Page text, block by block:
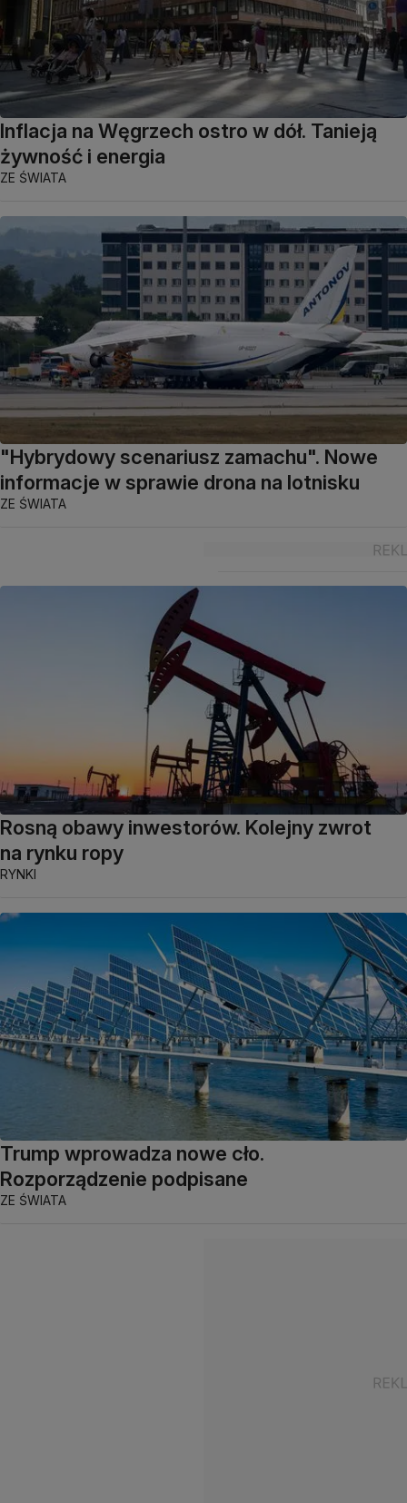
Inflacja na Węgrzech ostro w dół. Tanieją
żywność i energia
ZE ŚWIATA
"Hybrydowy scenariusz zamachu". Nowe
informacje w sprawie drona na lotnisku
ZE ŚWIATA
Rosną obawy inwestorów. Kolejny zwrot
na rynku ropy
RYNKI
Trump wprowadza nowe cło.
Rozporządzenie podpisane
ZE ŚWIATA